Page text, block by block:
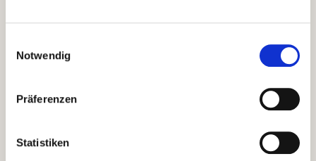
Notwendig
Präferenzen
Statistiken